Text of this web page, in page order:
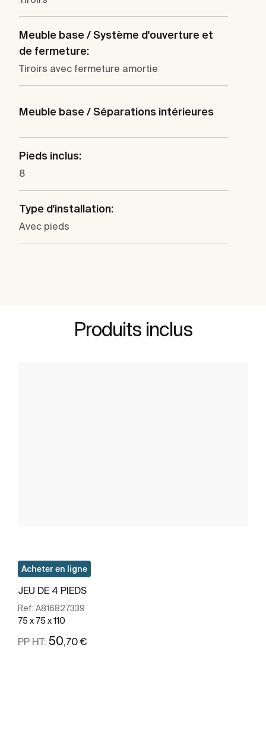
Meuble base / Système d'ouverture et
de fermeture:
Tiroirs avec fermeture amortie
Meuble base / Séparations intérieures
Pieds inclus:
8
Type d'installation:
Avec pieds
Produits inclus
Acheter en ligne
JEU DE 4 PIEDS
Ref: A816827339
75 x 75 x 110
PP HT: 50 ,70 €